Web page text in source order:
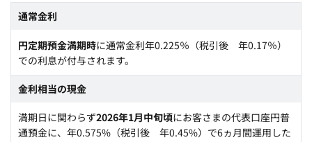
通常金利
円定期預金満期時に通常金利年0.225％（税引後 年0.17％）
での利息が付与されます。
金利相当の現金
満期日に関わらず2026年1月中旬頃にお客さまの代表口座円普
通預金に、年0.575%（税引後 年0.45%）で6ヵ月間運用した